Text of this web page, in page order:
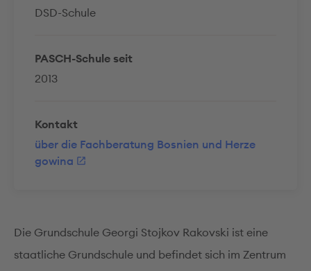
DSD-Schule
PASCH-Schule seit
2013
Kontakt
über die Fachberatung Bosnien und Herze
gowina
Die Grundschule Georgi Stojkov Rakovski ist eine
staatliche Grundschule und befindet sich im Zentrum